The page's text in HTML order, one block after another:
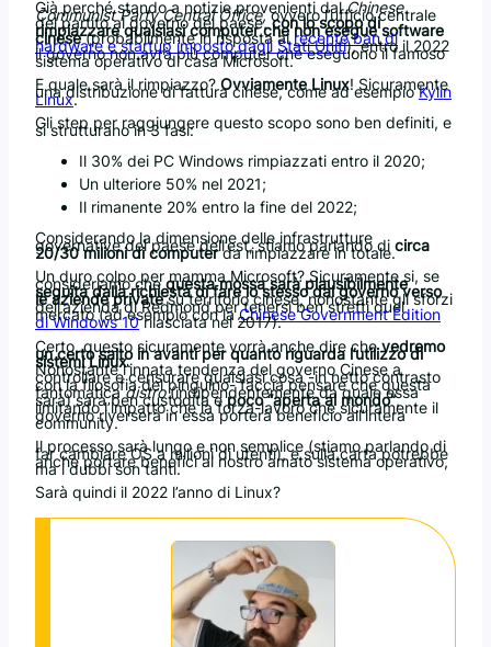
Già perché stando a notizie provenienti dalChinese
Communist Party Central Office,ovvero l’ufficio centrale
del partito al governo del paese,con lo scopo di
rimpiazzare qualsiasi computer che non esegue software
cinese(probabilmente in risposta al recente ban di
hardware e startup imposto dagli Stati Uniti), entro il 2022
il governo non avrà più computer che eseguono il famoso
sistema operativo di casa Microsoft.
E quale sarà il rimpiazzo? Ovviamente Linux! Sicuramente
una distribuzione di fattura cinese, come ad esempioKylin
Linux.
Gli step per raggiungere questo scopo sono ben definiti, e
si strutturano in 3 fasi:
Il 30% dei PC Windows rimpiazzati entro il 2020;
Un ulteriore 50% nel 2021;
Il rimanente 20% entro la fine del 2022;
Considerando la dimensione delle infrastrutture
governative del paese dell’est, stiamo parlando di circa
20/30 milioni di computerda rimpiazzare in totale.
Un duro colpo per mamma Microsoft? Sicuramente si, se
consideriamo chequesta mossa sarà plausibilmente
seguita dalla richiesta di fare lo stesso dal governo verso
le aziende privatesu territorio cinese, nonostante gli sforzi
dell’azienda di Redmond per tenersi ben stretti quel
mercato (ad esempio con laChinese Government Edition
di Windows 10rilasciata nel 2017).
Certo, questo sicuramente vorrà anche dire chevedremo
un certo salto in avanti per quanto riguarda l’utilizzo di
sistemi Linux.
Nonostante l’innata tendenza del governo Cinese a
controllare e censurare qualsiasi cosa -in netto contrasto
con la filosofia del pinguino- faccia pensare che questa
fantomaticadistro(indipendentemente da quale essa
sarà) sarà ben custodita epoco “aperta al mondo”,
limitando l’impatto che la forza-lavoro che sicuramente il
governo riverserà in essa porterà beneficio all’intera
community.
Il processo sarà lungo e non semplice (stiamo parlando di
far cambiare OS a milioni di utenti), e sulla carta potrebbe
anche portare benefici al nostro amato sistema operativo,
ma i dubbi son tanti.
Sarà quindi il 2022 l’anno di Linux?